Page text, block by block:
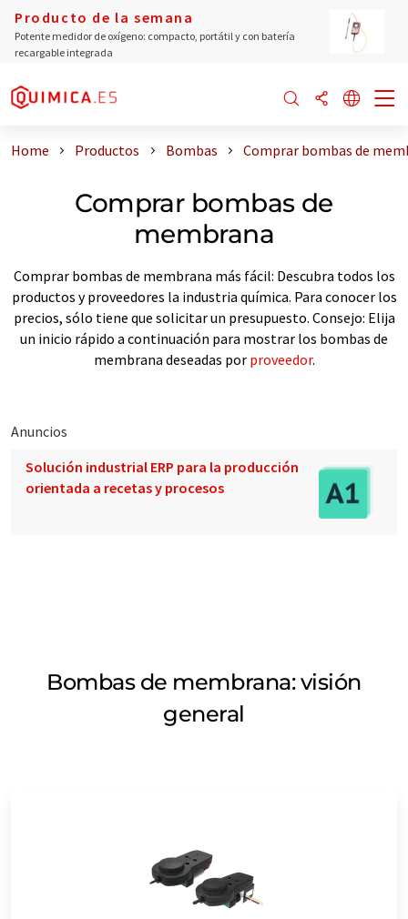
Producto de la semana
Potente medidor de oxígeno: compacto, portátil y con batería
recargable integrada
Home Productos Bombas Comprar bombas de
Comprar bombas de
membrana
Comprar bombas de membrana más fácil: Descubra todos los
productos y proveedores la industria química. Para conocer los
precios, sólo tiene que solicitar un presupuesto. Consejo: Elija
un inicio rápido a continuación para mostrar los bombas de
membrana deseadas por proveedor.
Anuncios
Solución industrial ERP para la producción
orientada a recetas y procesos
Bombas de membrana: visión
general